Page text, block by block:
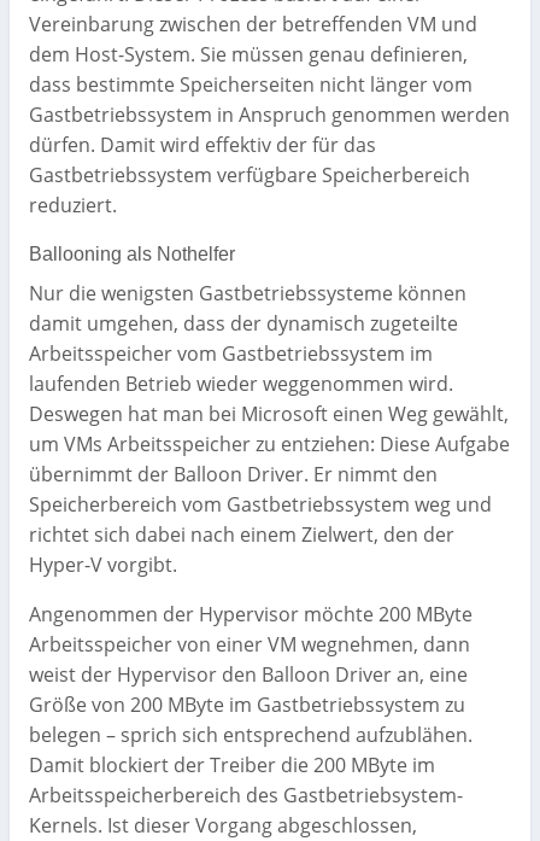
Vereinbarung zwischen der betreffenden VM und
dem Host-System. Sie müssen genau definieren,
dass bestimmte Speicherseiten nicht länger vom
Gastbetriebssystem in Anspruch genommen werden
dürfen. Damit wird effektiv der für das
Gastbetriebssystem verfügbare Speicherbereich
reduziert.
Ballooning als Nothelfer
Nur die wenigsten Gastbetriebssysteme können
damit umgehen, dass der dynamisch zugeteilte
Arbeitsspeicher vom Gastbetriebssystem im
laufenden Betrieb wieder weggenommen wird.
Deswegen hat man bei Microsoft einen Weg gewählt,
um VMs Arbeitsspeicher zu entziehen: Diese Aufgabe
übernimmt der Balloon Driver. Er nimmt den
Speicherbereich vom Gastbetriebssystem weg und
richtet sich dabei nach einem Zielwert, den der
Hyper-V vorgibt.
Angenommen der Hypervisor möchte 200 MByte
Arbeitsspeicher von einer VM wegnehmen, dann
weist der Hypervisor den Balloon Driver an, eine
Größe von 200 MByte im Gastbetriebssystem zu
belegen – sprich sich entsprechend aufzublähen.
Damit blockiert der Treiber die 200 MByte im
Arbeitsspeicherbereich des Gastbetriebsystem-
Kernels. Ist dieser Vorgang abgeschlossen,